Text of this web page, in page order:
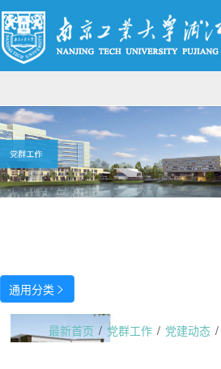
通用分类 
最新首页 / 党群工作 / 党建动态 /